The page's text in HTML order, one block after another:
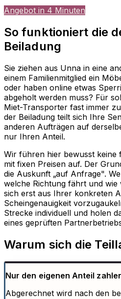
Angebot in 4 Minuten
So funktioniert die
Beiladung
Sie ziehen aus Unna in eine
einem Familienmitglied ein
oder haben online etwas
abgeholt werden muss? Für
Miet-Transporter fast immer
der Beiladung teilt sich Ihre
anderen Aufträgen auf
nur Ihren Anteil.
Wir führen hier bewusst keine
mit fixen Preisen auf. Der
die Auskunft „auf Anfrage".
welche Richtung fährt und wie
sich erst aus Ihrer konkreten
Scheingenauigkeit
Strecke individuell und holen
eines geprüften
Warum sich die
Nur den eigenen Anteil
Abgerechnet wird nach den